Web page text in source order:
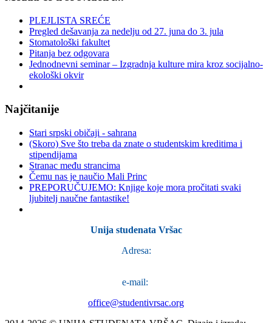
PLEJLISTA SREĆE
Pregled dešavanja za nedelju od 27. juna do 3. jula
Stomatološki fakultet
Pitanja bez odgovara
Jednodnevni seminar – Izgradnja kulture mira kroz socijalno-
ekološki okvir
Najčitanije
Stari srpski običaji - sahrana
(Skoro) Sve što treba da znate o studentskim kreditima i
stipendijama
Stranac među strancima
Čemu nas je naučio Mali Princ
PREPORUČUJEMO: Knjige koje mora pročitati svaki
ljubitelj naučne fantastike!
Unija studenata Vršac
Adresa:
e-mail:
office@studentivrsac.org